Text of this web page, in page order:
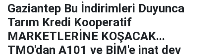
Gaziantep Bu İndirimleri Duyunca
Tarım Kredi Kooperatif
MARKETLERİNE KOŞACAK...
TMO'dan A101 ve BİM'e inat dev